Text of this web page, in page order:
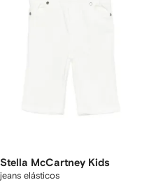
Stella McCartney Kids
jeans elásticos